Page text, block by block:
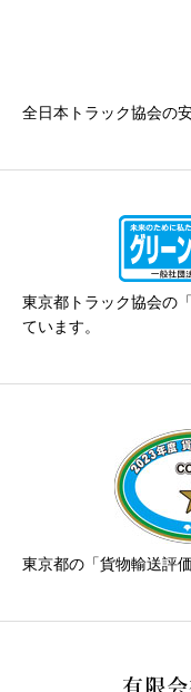
全日本トラック協会の
東京都トラック協会の
ています。
東京都の「貨物輸送評